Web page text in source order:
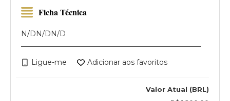
Valor Atual (BRL)
Ficha Técnica
N/DN/DN/D
Ligue-me Adicionar aos favoritos